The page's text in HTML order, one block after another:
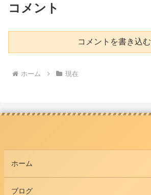
コメント
コメントを書き込む
ホーム 現在
ホーム
ブログ